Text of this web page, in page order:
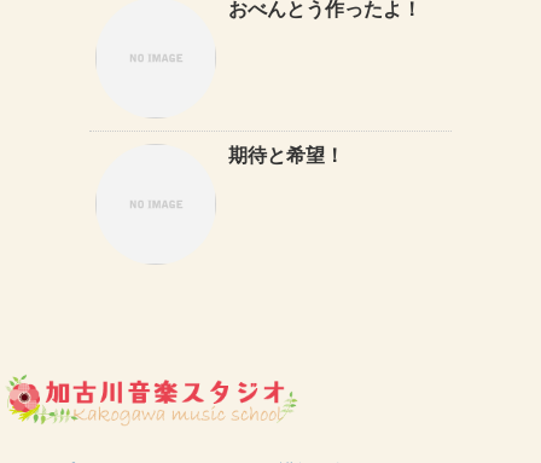
おべんとう作ったよ！
期待と希望！